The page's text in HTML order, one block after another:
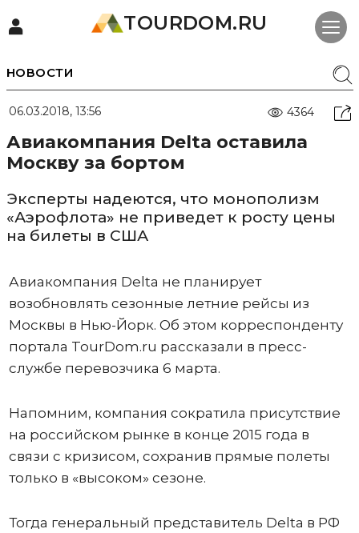
TOURDOM.RU
НОВОСТИ
06.03.2018, 13:56 4364
Авиакомпания Delta оставила
Москву за бортом
Эксперты надеются, что монополизм
«Аэрофлота» не приведет к росту цены
на билеты в США
Авиакомпания Delta не планирует
возобновлять сезонные летние рейсы из
Москвы в Нью-Йорк. Об этом корреспонденту
портала TourDom.ru рассказали в пресс-
службе перевозчика 6 марта.
Напомним, компания сократила присутствие
на российском рынке в конце 2015 года в
связи с кризисом, сохранив прямые полеты
только в «высоком» сезоне.
Тогда генеральный представитель Delta в РФ